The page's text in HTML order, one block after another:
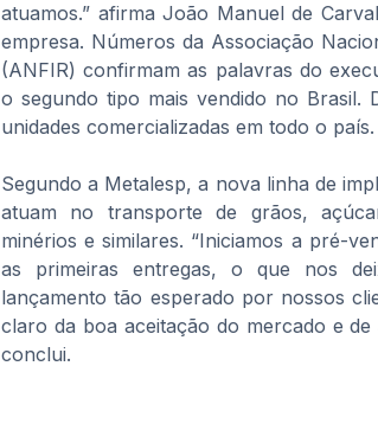
atuamos.” afirma João Manuel de
empresa. Números da Associação
(ANFIR) confirmam as palavras do
o segundo tipo mais vendido no Brasil.
unidades comercializadas em todo o país.
Segundo a Metalesp, a nova linha de
atuam no transporte de grãos,
minérios e similares. “Iniciamos a pré-
as primeiras entregas, o que nos
lançamento tão esperado por nossos
claro da boa aceitação do mercado e
conclui.